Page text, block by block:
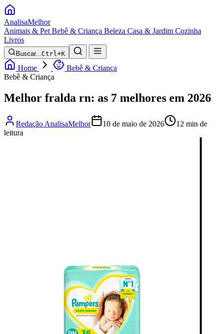
AnalisaMelhor
Animais & Pet Bebê & Criança Beleza Casa & Jardim Cozinha
Livros
Buscar...Ctrl+K
Home
Bebê & Criança
Bebê & Criança
Melhor fralda rn: as 7 melhores em 2026
Redação AnalisaMelhor 10 de maio de 2026
12 min de
leitura